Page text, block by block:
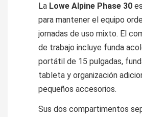
La Lowe Alpine Phase 30
para mantener el equipo
jornadas de uso mixto. El
de trabajo incluye funda
portátil de 15 pulgadas,
tableta y organización
pequeños accesorios.
Sus dos compartimentos